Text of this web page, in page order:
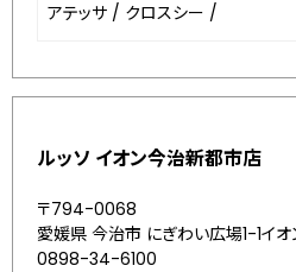
アテッサ / クロスシー /
ルッソ イオン今治新都市店
〒794-0068
愛媛県 今治市 にぎわい広場1-1イ
0898-34-6100